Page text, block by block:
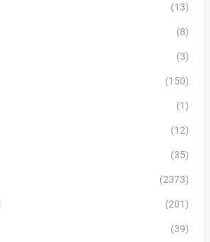
(13)
(8)
(3)
(150)
(1)
(12)
(35)
(2373)
(201)
(39)